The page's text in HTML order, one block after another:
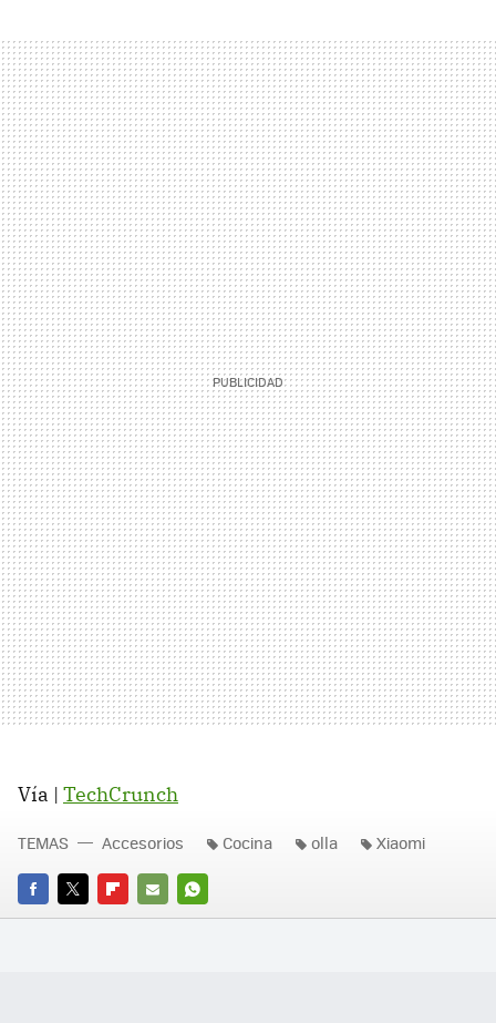
Vía | TechCrunch
FACEBOOK
TWITTERFLIPBOARD
E-
WHATSAPP
TEMAS Accesorios Cocina olla Xiaomi